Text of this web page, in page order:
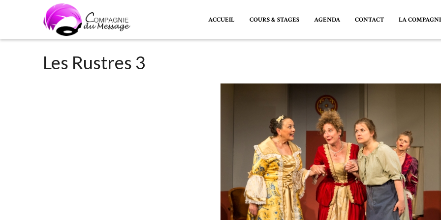
ACCUEIL COURS & STAGES AGENDA CONTACT LA
Les Rustres 3